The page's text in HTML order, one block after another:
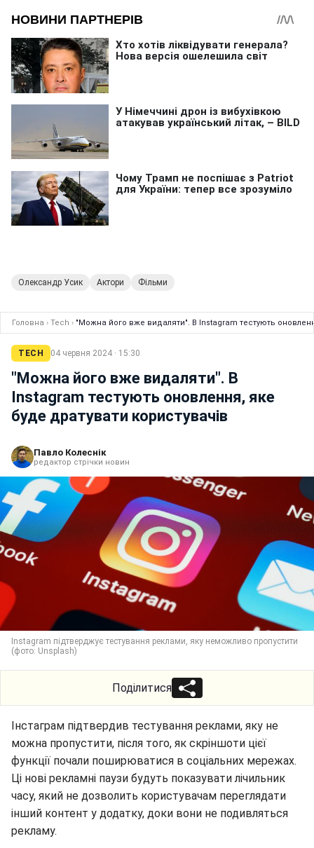
Олександр Усик Актори Фільми
Головна › Tech › "Можна його вже видаляти". В Instagram тестують
TECH 04 червня 2024 · 15:30
"Можна його вже видаляти". В
Instagram тестують оновлення, яке
буде дратувати користувачів
Павло Колеснік
редактор стрічки новин
Instagram підтверджує тестування реклами, яку неможливо пропустити
(фото: Unsplash)
Поділитися
Інстаграм підтвердив тестування реклами, яку не
можна пропустити, після того, як скріншоти цієї
функції почали поширюватися в соціальних мережах.
Ці нові рекламні паузи будуть показувати лічильник
часу, який не дозволить користувачам переглядати
інший контент у додатку, доки вони не подивляться
рекламу.